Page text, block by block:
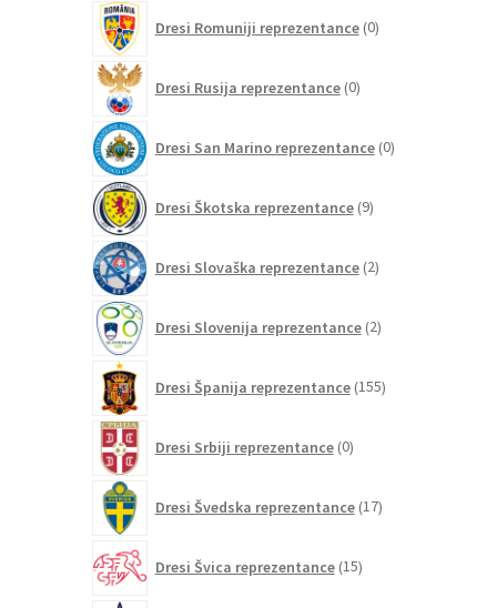
Dresi Romuniji reprezentance 0izdelkov
Dresi Rusija reprezentance 0izdelkov
Dresi San Marino reprezentance 0izdelkov
Dresi Škotska reprezentance 9izdelkov
Dresi Slovaška reprezentance 2izdelka
Dresi Slovenija reprezentance 2izdelka
Dresi Španija reprezentance 155izdelkov
Dresi Srbiji reprezentance 0izdelkov
Dresi Švedska reprezentance 17izdelkov
Dresi Švica reprezentance 15izdelkov